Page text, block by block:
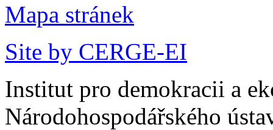
Mapa stránek
Site by CERGE-EI
Institut pro demokracii a
Národohospodářského